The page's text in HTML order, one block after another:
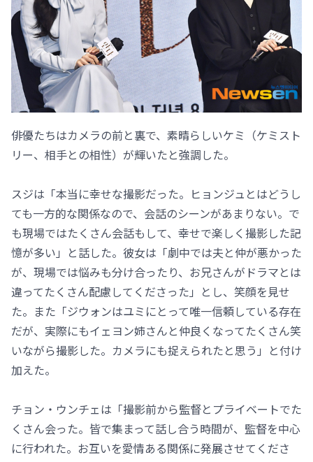
俳優たちはカメラの前と裏で、素晴らしいケミ（ケミスト
リー、相手との相性）が輝いたと強調した。
スジは「本当に幸せな撮影だった。ヒョンジュとはどうし
ても一方的な関係なので、会話のシーンがあまりない。で
も現場ではたくさん会話もして、幸せで楽しく撮影した記
憶が多い」と話した。彼女は「劇中では夫と仲が悪かった
が、現場では悩みも分け合ったり、お兄さんがドラマとは
違ってたくさん配慮してくださった」とし、笑顔を見せ
た。また「ジウォンはユミにとって唯一信頼している存在
だが、実際にもイェヨン姉さんと仲良くなってたくさん笑
いながら撮影した。カメラにも捉えられたと思う」と付け
加えた。
チョン・ウンチェは「撮影前から監督とプライベートでた
くさん会った。皆で集まって話し合う時間が、監督を中心
に行われた。お互いを愛情ある関係に発展させてくださ